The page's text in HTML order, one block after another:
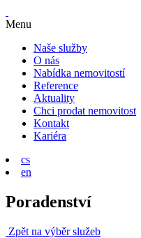
Menu
Naše služby
O nás
Nabídka nemovitostí
Reference
Aktuality
Chci prodat nemovitost
Kontakt
Kariéra
cs
en
Poradenství
Zpět na výběr služeb